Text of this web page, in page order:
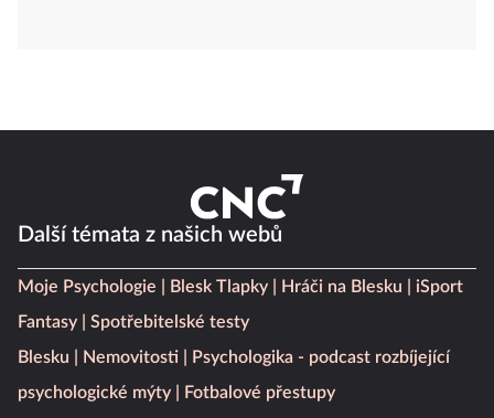
Další témata z našich webů
Moje Psychologie Blesk Tlapky Hráči na Blesku
iSport
Fantasy
Spotřebitelské testy
Blesku
Nemovitosti
Psychologika - podcast rozbíjející
psychologické mýty
Fotbalové přestupy